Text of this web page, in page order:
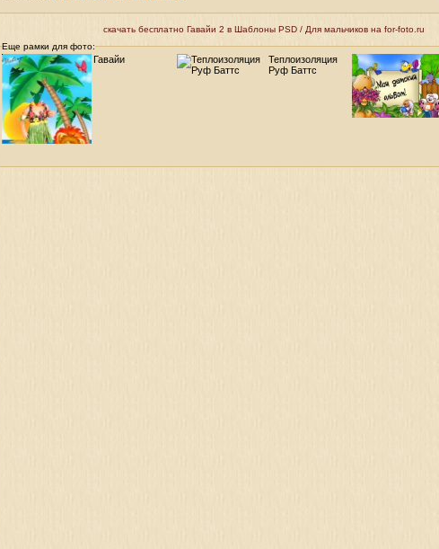
скачать бесплатно Гавайи 2 в Шаблоны PSD / Для мальчиков на for-foto.ru
Еще рамки для фото:
Гавайи
Теплоизоляция
Руф Баттс